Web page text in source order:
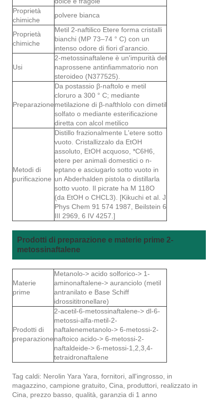
Proprietà
chimiche
polvere bianca
Proprietà
chimiche
Metil 2-naftilico Etere forma cristalli
bianchi (MP 73–74 ° C) con un
intenso odore di fiori d'arancio.
Usi
2-metossinaftalene è un'impurità del
naprossene antinfiammatorio non
steroideo (N377525).
Preparazione
Da postassio β-naftolo e metil
cloruro a 300 ° C; mediante
metilazione di β-nafthlolo con dimetil
solfato o mediante esterificazione
diretta con alcol metilico
Metodi di
purificazione
Distillo frazionalmente L'etere sotto
vuoto. Cristallizzalo da EtOH
assoluto, EtOH acquoso, *C6H6,
etere per animali domestici o n-
eptano e asciugarlo sotto vuoto in
un Abderhalden pistola o distillarla
sotto vuoto. Il picrate ha M 118O
(da EtOH o CHCL3). [Kikuchi et al. J
Phys Chem 91 574 1987, Beilstein 6
III 2969, 6 IV 4257.]
Prodotti di preparazione e materie prime 2-
metossinaftalene
Materie
prime
Metanolo-> acido solforico-> 1-
aminonaftalene-> auranciolo (metil
antranilato e Base Schiff
idrossititronellare)
Prodotti di
preparazione
2-acetil-6-metossinaftalene-> dl-6-
metossi-alfa-metil-2-
naftalenemetanolo-> 6-metossi-2-
naftoico acido-> 6-metossi-2-
naftaldeide-> 6-metossi-1,2,3,4-
tetraidronaftalene
Tag caldi: Nerolin Yara Yara, fornitori, all'ingrosso, in
magazzino, campione gratuito, Cina, produttori, realizzato in
Cina, prezzo basso, qualità, garanzia di 1 anno